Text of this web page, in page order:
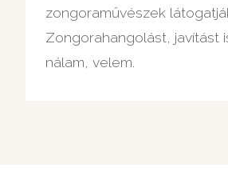
zongoraművészek
Zongorahangolást, javítást
nálam, velem.